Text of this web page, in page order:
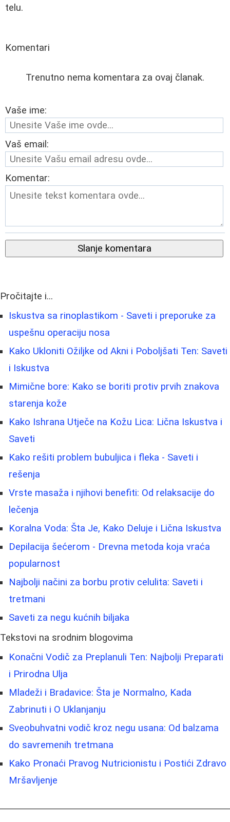
telu.
Komentari
Trenutno nema komentara za ovaj članak.
Vaše ime:
Vaš email:
Komentar:
Slanje komentara
Pročitajte i...
Iskustva sa rinoplastikom - Saveti i preporuke za
uspešnu operaciju nosa
Kako Ukloniti Ožiljke od Akni i Poboljšati Ten: Saveti
i Iskustva
Mimične bore: Kako se boriti protiv prvih znakova
starenja kože
Kako Ishrana Utječe na Kožu Lica: Lična Iskustva i
Saveti
Kako rešiti problem bubuljica i fleka - Saveti i
rešenja
Vrste masaža i njihovi benefiti: Od relaksacije do
lečenja
Koralna Voda: Šta Je, Kako Deluje i Lična Iskustva
Depilacija šećerom - Drevna metoda koja vraća
popularnost
Najbolji načini za borbu protiv celulita: Saveti i
tretmani
Saveti za negu kućnih biljaka
Tekstovi na srodnim blogovima
Konačni Vodič za Preplanuli Ten: Najbolji Preparati
i Prirodna Ulja
Mladeži i Bradavice: Šta je Normalno, Kada
Zabrinuti i O Uklanjanju
Sveobuhvatni vodič kroz negu usana: Od balzama
do savremenih tretmana
Kako Pronaći Pravog Nutricionistu i Postići Zdravo
Mršavljenje